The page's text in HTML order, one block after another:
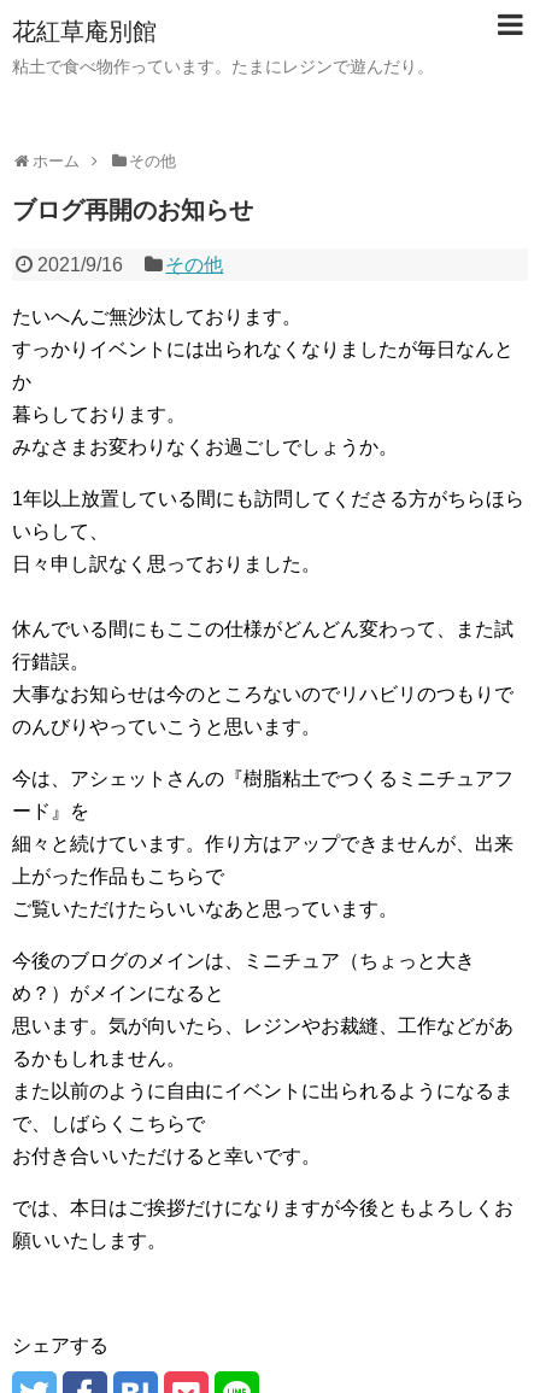
花紅草庵別館
粘土で食べ物作っています。たまにレジンで遊んだり。
ホーム その他
ブログ再開のお知らせ
2021/9/16 その他
たいへんご無沙汰しております。
すっかりイベントには出られなくなりましたが毎日なんと
か
暮らしております。
みなさまお変わりなくお過ごしでしょうか。
1年以上放置している間にも訪問してくださる方がちらほら
いらして、
日々申し訳なく思っておりました。
休んでいる間にもここの仕様がどんどん変わって、また試
行錯誤。
大事なお知らせは今のところないのでリハビリのつもりで
のんびりやっていこうと思います。
今は、アシェットさんの『樹脂粘土でつくるミニチュアフ
ード』を
細々と続けています。作り方はアップできませんが、出来
上がった作品もこちらで
ご覧いただけたらいいなあと思っています。
今後のブログのメインは、ミニチュア（ちょっと大き
め？）がメインになると
思います。気が向いたら、レジンやお裁縫、工作などがあ
るかもしれません。
また以前のように自由にイベントに出られるようになるま
で、しばらくこちらで
お付き合いいただけると幸いです。
では、本日はご挨拶だけになりますが今後ともよろしくお
願いいたします。
シェアする